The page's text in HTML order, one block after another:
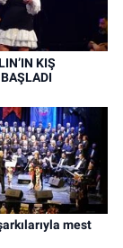
KIŞ
mest